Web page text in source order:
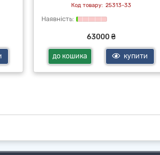
25313-33
63000 ₴
до кошика купити